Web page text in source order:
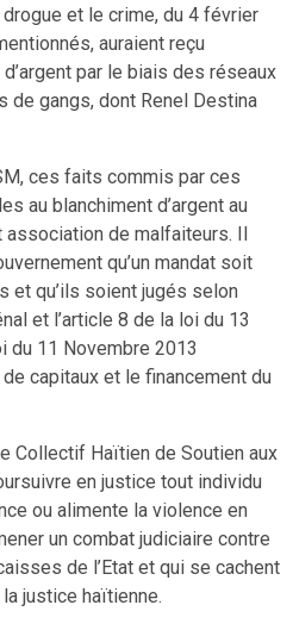
et le crime, du 4 février
auraient reçu
par le biais des réseaux
de gangs, dont Renel Destina
ces faits commis par ces
au blanchiment d’argent au
de malfaiteurs. Il
qu’un mandat soit
et qu’ils soient jugés selon
et l’article 8 de la loi du 13
du 11 Novembre 2013
capitaux et le financement du
Collectif Haïtien de Soutien aux
en justice tout individu
ou alimente la violence en
un combat judiciaire contre
de l’Etat et qui se cachent
justice haïtienne.